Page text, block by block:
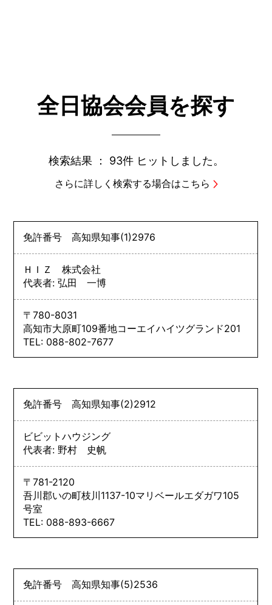
全日協会会員を探す
検索結果 ： 93件ヒットしました。
さらに詳しく検索する場合はこちら
免許番号高知県知事(1)2976
ＨＩＺ 株式会社
代表者: 弘田 一博
〒780-8031
高知市大原町109番地コーエイハイツグランド201
TEL: 088-802-7677
免許番号高知県知事(2)2912
ビビットハウジング
代表者: 野村 史帆
〒781-2120
吾川郡いの町枝川1137-10マリベールエダガワ105
号室
TEL: 088-893-6667
免許番号高知県知事(5)2536